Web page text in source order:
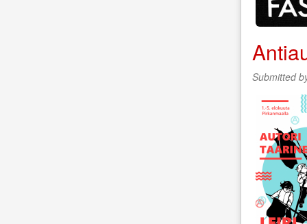
Submitted